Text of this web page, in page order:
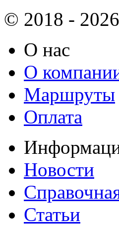
© 2018 -
О нас
О
Маршруты
Оплата
Новости
Статьи